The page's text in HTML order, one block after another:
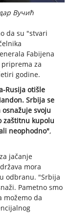
Вучић
da su "stvari
Fabijena
priprema za
godine.
Rusija otišle
Srbija se
svoju
zaštitnu kupolu
neophodno",
jačanje
mora
odbranu. "Srbija
Pametno smo
možemo da